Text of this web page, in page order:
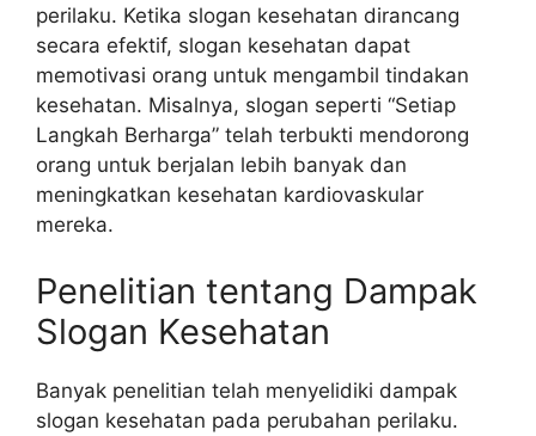
perilaku. Ketika slogan kesehatan dirancang
secara efektif, slogan kesehatan dapat
memotivasi orang untuk mengambil tindakan
kesehatan. Misalnya, slogan seperti “Setiap
Langkah Berharga” telah terbukti mendorong
orang untuk berjalan lebih banyak dan
meningkatkan kesehatan kardiovaskular
mereka.
Penelitian tentang Dampak
Slogan Kesehatan
Banyak penelitian telah menyelidiki dampak
slogan kesehatan pada perubahan perilaku.